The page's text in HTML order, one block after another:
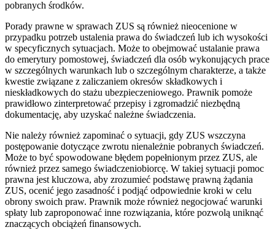
pobranych środków.
Porady prawne w sprawach ZUS są również nieocenione w
przypadku potrzeb ustalenia prawa do świadczeń lub ich wysokości
w specyficznych sytuacjach. Może to obejmować ustalanie prawa
do emerytury pomostowej, świadczeń dla osób wykonujących prace
w szczególnych warunkach lub o szczególnym charakterze, a także
kwestie związane z zaliczaniem okresów składkowych i
nieskładkowych do stażu ubezpieczeniowego. Prawnik pomoże
prawidłowo zinterpretować przepisy i zgromadzić niezbędną
dokumentację, aby uzyskać należne świadczenia.
Nie należy również zapominać o sytuacji, gdy ZUS wszczyna
postępowanie dotyczące zwrotu nienależnie pobranych świadczeń.
Może to być spowodowane błędem popełnionym przez ZUS, ale
również przez samego świadczeniobiorcę. W takiej sytuacji pomoc
prawna jest kluczowa, aby zrozumieć podstawę prawną żądania
ZUS, ocenić jego zasadność i podjąć odpowiednie kroki w celu
obrony swoich praw. Prawnik może również negocjować warunki
spłaty lub zaproponować inne rozwiązania, które pozwolą uniknąć
znaczących obciążeń finansowych.